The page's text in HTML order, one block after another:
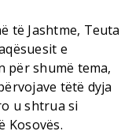
të Jashtme, Teuta
e
për shumë tema,
tëtë dyja
u shtrua si
Kosovës.